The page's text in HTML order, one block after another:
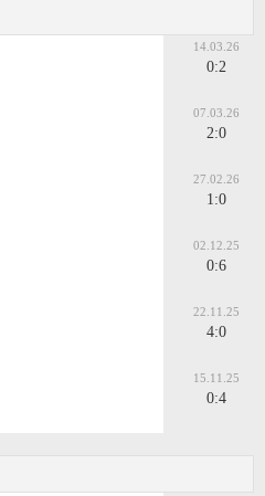
14.03.26
0:2
07.03.26
2:0
27.02.26
1:0
02.12.25
0:6
22.11.25
4:0
15.11.25
0:4